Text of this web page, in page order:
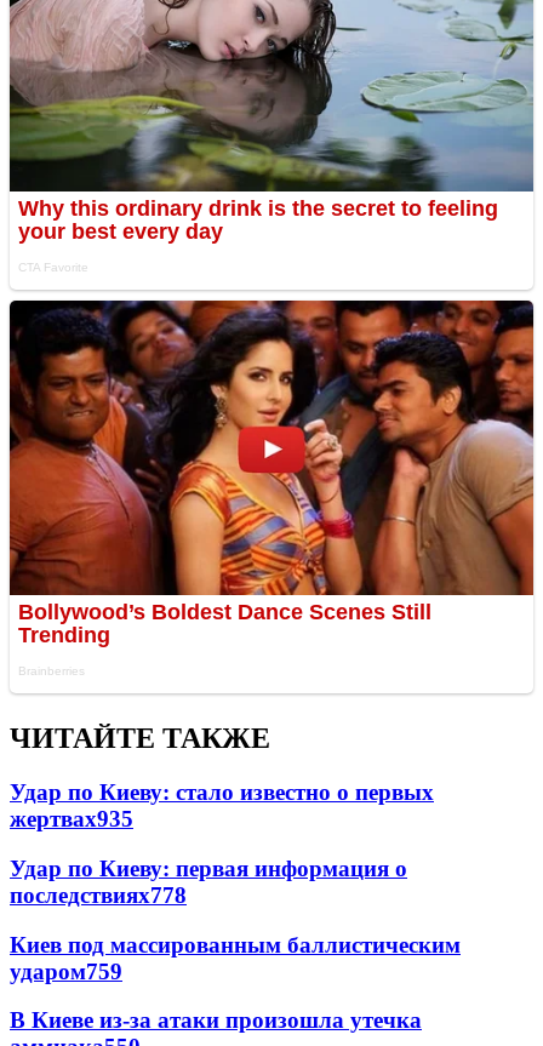
ЧИТАЙТЕ ТАКЖЕ
Удар по Киеву: стало известно о первых
жертвах935
Удар по Киеву: первая информация о
последствиях778
Киев под массированным баллистическим
ударом759
В Киеве из-за атаки произошла утечка